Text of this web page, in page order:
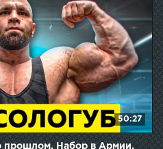
50:27
Набор в Армии.